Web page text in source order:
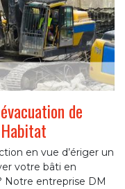
de
en vue d’ériger un
votre bâti en
Notre entreprise DM